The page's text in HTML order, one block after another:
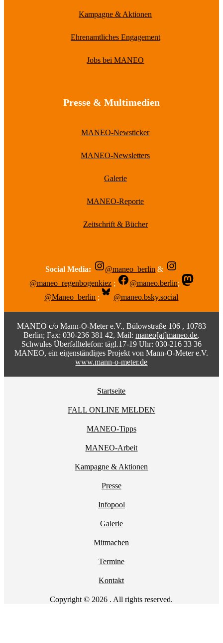
Kampagne & Aktionen
Ehrenamtliches Engagement
Jobs bei MANEO
Presse & Multimedien
MANEO-Newsticker
MANEO-Newsletters
Galerie
MANEO-Reporte
Zeitschrift & Bücher
Social Media: @maneo_berlin &
@maneo_regenbogenkiez ; @maneo.berlin;
@Maneo_berlin ; @maneo.bsky.social
MANEO c/o Mann-O-Meter e.V., Bülowstraße 106 , 10783
Berlin; Fax: 030-236 381 42, Mail:maneo[at]maneo.de,
Schwules Überfalltelefon: tägl.17-19 Uhr: 030-216 33 36
MANEO, ein eigenständiges Projekt von Mann-O-Meter e.V.
www.mann-o-meter.de
Startseite
FALL ONLINE MELDEN
MANEO-Tipps
MANEO-Arbeit
Kampagne & Aktionen
Presse
Infopool
Galerie
Mitmachen
Termine
Kontakt
Copyright © 2026 . All rights reserved.